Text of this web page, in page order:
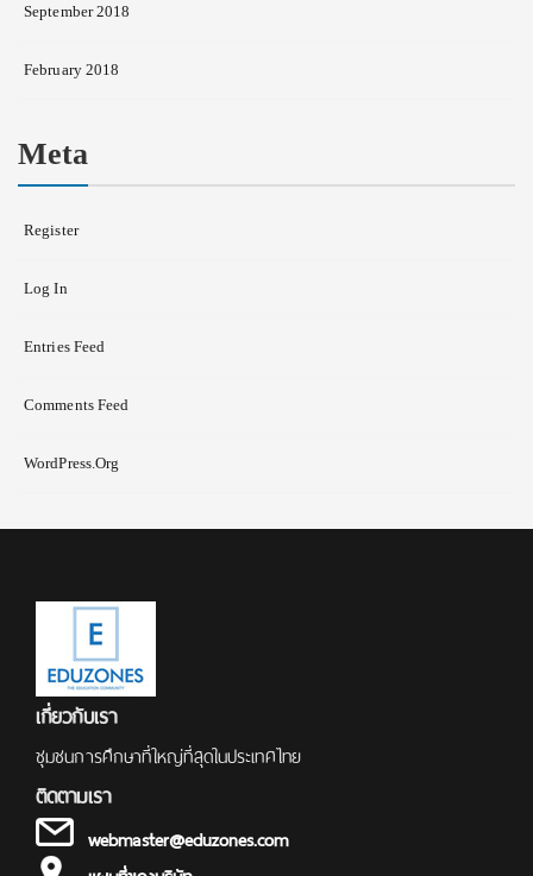
September 2018
February 2018
Meta
Register
Log In
Entries Feed
Comments Feed
WordPress.org
เกี่ยวกับเรา
ชุมชนการศึกษาที่ใหญ่ที่สุดในประเทศไทย
ติดตามเรา
webmaster@eduzones.com